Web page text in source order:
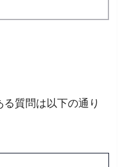
質問は以下の通り